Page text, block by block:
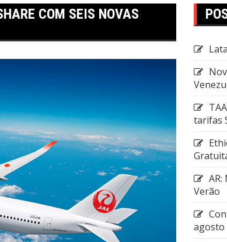
COM SEIS NOVAS
tarifas
Verão
agosto